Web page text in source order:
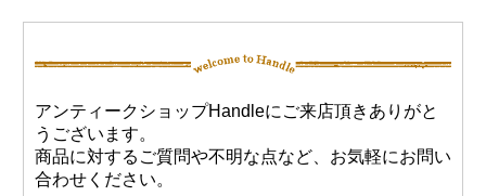
アンティークショップHandleにご来店頂きありがと
うございます。
商品に対するご質問や不明な点など、お気軽にお問い
合わせください。